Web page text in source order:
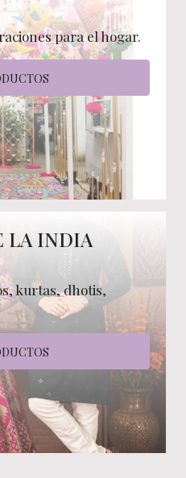
para el hogar.
LA INDIA
kurtas, dhotis,